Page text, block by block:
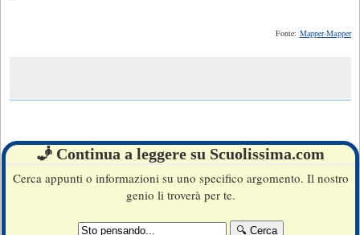
Fonte: Mapper-Mapper
🧞 Continua a leggere su Scuolissima.com
Cerca appunti o informazioni su uno specifico argomento. Il nostro
genio li troverà per te.